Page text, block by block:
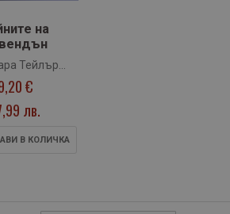
на
Тейлър
€
лв.
В КОЛИЧКА